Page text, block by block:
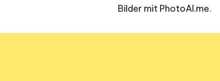
Bilder mit PhotoAI.me.